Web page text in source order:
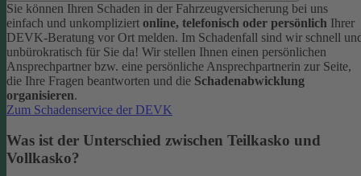
Sie können Ihren Schaden in der Fahrzeugversicherung bei uns
einfach und unkompliziert online, telefonisch oder persönlich Ihrer
DEVK-Beratung vor Ort melden. Im Schadenfall sind wir schnell
unbürokratisch für Sie da! Wir stellen Ihnen einen persönlichen
Ansprechpartner bzw. eine persönliche Ansprechpartnerin zur Seite,
die Ihre Fragen beantworten und die Schadenabwicklung
organisieren.
Zum Schadenservice der DEVK
Was ist der Unterschied zwischen Teilkasko und
Vollkasko?